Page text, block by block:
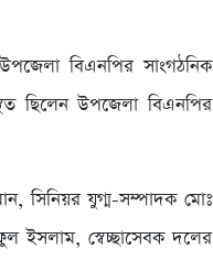
বিএনপির সাংগঠনিক
ছিলেন উপজেলা বিএনপির
সিনিয়র যুগ্ম-সম্পাদক মোঃ
ইসলাম, স্বেচ্ছাসেবক দলের